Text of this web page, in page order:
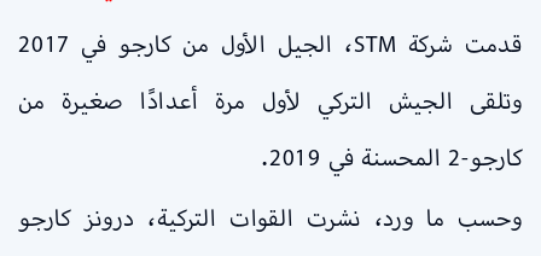
قدمت شركة STM، الجيل الأول من كارجو في 2017
وتلقى الجيش التركي لأول مرة أعدادًا صغيرة من
كارجو-2 المحسنة في 2019.
وحسب ما ورد، نشرت القوات التركية، درونز كارجو